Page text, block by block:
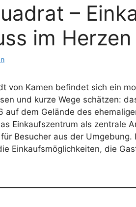
–
im
von Kamen befindet sich ein
und kurze Wege schätzen:
auf dem Gelände des
Einkaufszentrum als zentrale
Besucher aus der
Einkaufsmöglichkeiten, die